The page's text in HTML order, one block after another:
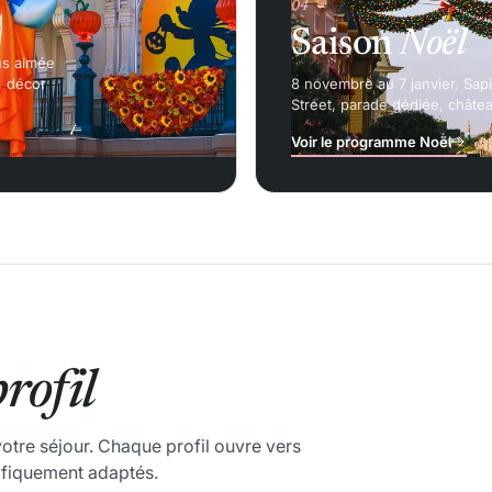
aimée
décor
04
SaisonNoël
8 novembre au 7 janvier.
Street, parade dédiée,
Voir le programme Noël
séjour. Chaque profil ouvre vers
adaptés.